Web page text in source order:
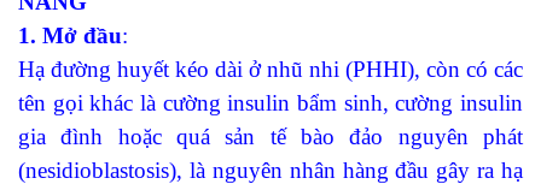
1. Mở đầu:
Hạ đường huyết kéo dài ở nhũ nhi (PHHI), còn có các
tên gọi khác là cường insulin bẩm sinh, cường insulin
gia đình hoặc quá sản tế bào đảo nguyên phát
(nesidioblastosis), là nguyên nhân hàng đầu gây ra hạ